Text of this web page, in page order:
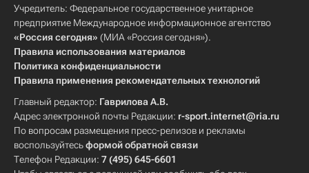
Учредитель: Федеральное государственное унитарное
предприятие Международное информационное агентство
«Россия сегодня» (МИА «Россия сегодня»).
Правила использования материалов
Политика конфиденциальности
Правила применения рекомендательных технологий
Главный редактор: Гаврилова А.В.
Адрес электронной почты Редакции: r-sport.internet@ria.ru
По вопросам размещения пресс-релизов и рекламы
воспользуйтесьформой обратной связи
Телефон Редакции: 7 (495) 645-6601